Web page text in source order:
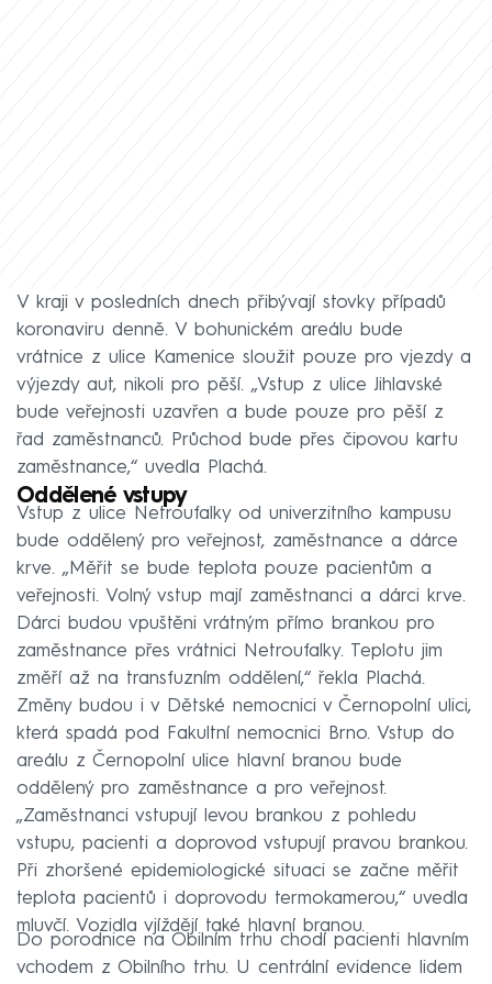
V kraji v posledních dnech přibývají stovky případů
koronaviru denně. V bohunickém areálu bude
vrátnice z ulice Kamenice sloužit pouze pro vjezdy a
výjezdy aut, nikoli pro pěší. „Vstup z ulice Jihlavské
bude veřejnosti uzavřen a bude pouze pro pěší z
řad zaměstnanců. Průchod bude přes čipovou kartu
zaměstnance,“ uvedla Plachá.
Oddělené vstupy
Vstup z ulice Netroufalky od univerzitního kampusu
bude oddělený pro veřejnost, zaměstnance a dárce
krve. „Měřit se bude teplota pouze pacientům a
veřejnosti. Volný vstup mají zaměstnanci a dárci krve.
Dárci budou vpuštěni vrátným přímo brankou pro
zaměstnance přes vrátnici Netroufalky. Teplotu jim
změří až na transfuzním oddělení,“ řekla Plachá.
Změny budou i v Dětské nemocnici v Černopolní ulici,
která spadá pod Fakultní nemocnici Brno. Vstup do
areálu z Černopolní ulice hlavní branou bude
oddělený pro zaměstnance a pro veřejnost.
„Zaměstnanci vstupují levou brankou z pohledu
vstupu, pacienti a doprovod vstupují pravou brankou.
Při zhoršené epidemiologické situaci se začne měřit
teplota pacientů i doprovodu termokamerou,“ uvedla
mluvčí. Vozidla vjíždějí také hlavní branou.
Do porodnice na Obilním trhu chodí pacienti hlavním
vchodem z Obilního trhu. U centrální evidence lidem